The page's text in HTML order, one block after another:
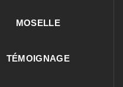
MOSELLE
TÉMOIGNAGE